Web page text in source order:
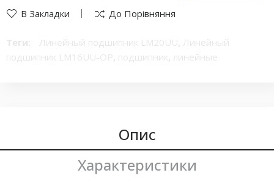
В Закладки До Порівняння
Теги: Линейный подшипник LM20UU, Линейный
подшипник LM16UU-OP, подшипник , линейные
Шарикоподшипник линейного
Шариковый подшипник линейного
Линейный подшипник 16 мм.
Опис
Характеристики